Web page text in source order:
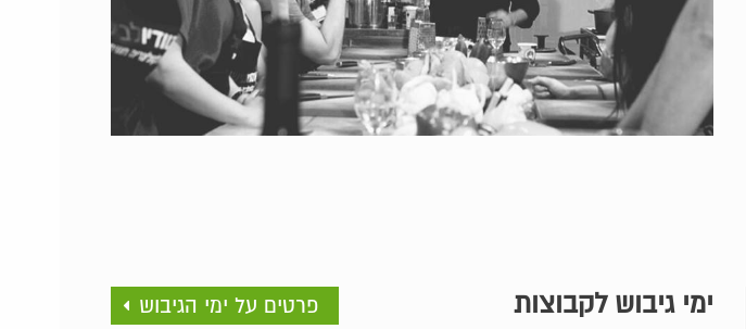
ימי גיבוש לקבוצות פרטים על ימי הגיבוש